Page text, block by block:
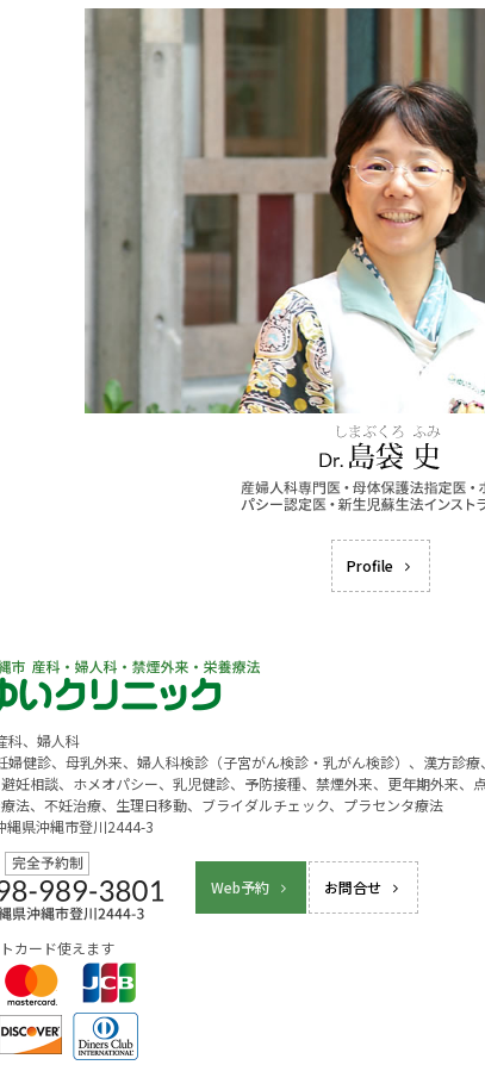
Profile
科、婦人科
婦健診、母乳外来、婦人科検診（子宮がん検診・乳がん検診）、漢方診療、
妊相談、ホメオパシー、乳児健診、予防接種、禁煙外来、更年期外来、点
法、不妊治療、生理日移動、ブライダルチェック、プラセンタ療法
縄県沖縄市登川2444-3
Web予約 お問合せ
カード使えます